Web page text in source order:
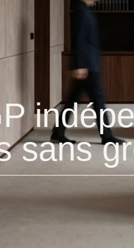
sans